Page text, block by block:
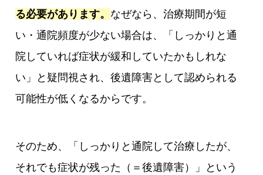
る必要があります。 なぜなら、治療期間が短
い・通院頻度が少ない場合は、「しっかりと通
院していれば症状が緩和していたかもしれな
い」と疑問視され、後遺障害として認められる
可能性が低くなるからです。
そのため、「しっかりと通院して治療したが、
それでも症状が残った（＝後遺障害）」という